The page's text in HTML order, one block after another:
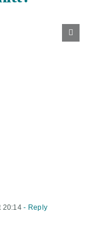
20:14- Reply